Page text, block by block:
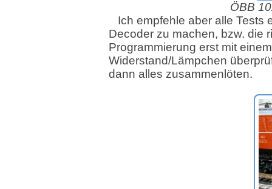
ÖBB
Ich empfehle aber alle Tests
Decoder zu machen, bzw. die
Programmierung erst mit einem
Widerstand/Lämpchen
dann alles zusammenlöten.